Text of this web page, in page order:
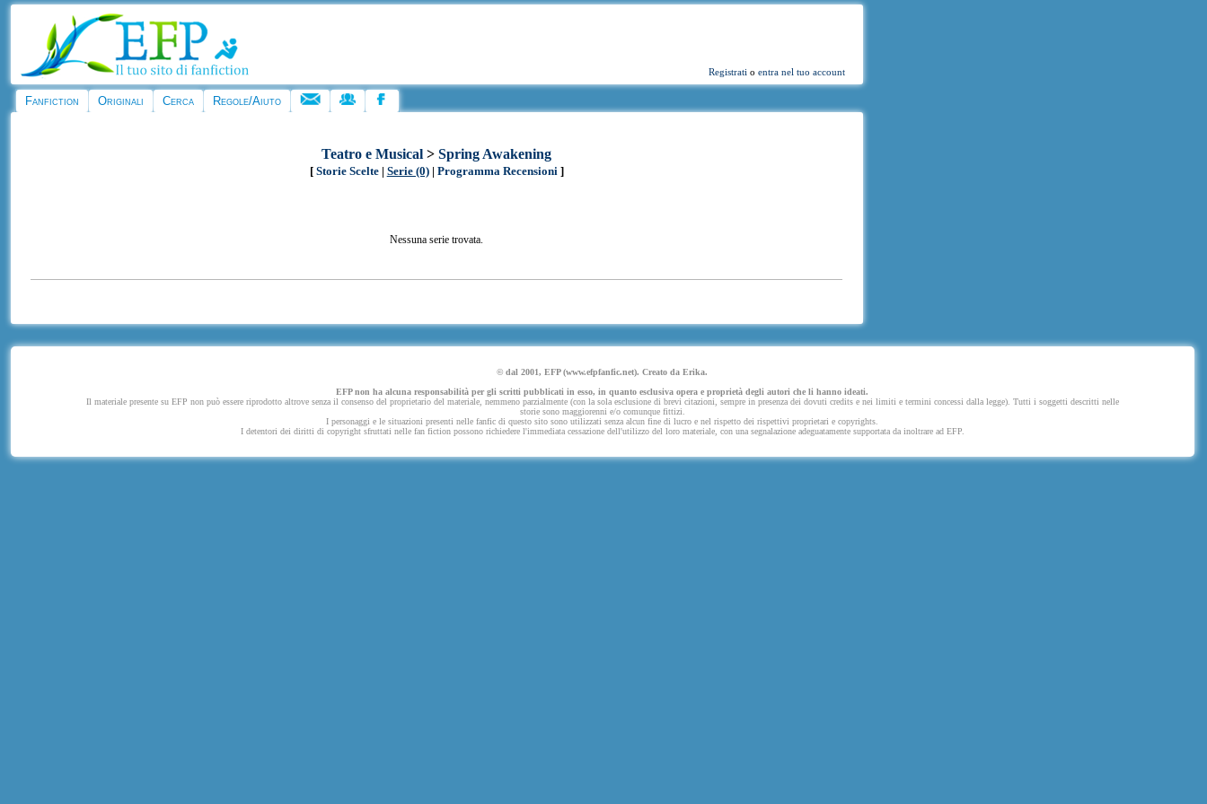
Registrati o entra nel tuo account
Fanfiction Originali Cerca Regole/Aiuto
Teatro e Musical >Spring Awakening
[ Storie Scelte| Serie (0)| Programma Recensioni]
Nessuna serie trovata.
© dal 2001, EFP (www.efpfanfic.net). Creato da Erika.
EFP non ha alcuna responsabilità per gli scritti pubblicati in esso, in quanto esclusiva opera e proprietà degli autori che li hanno ideati.
Il materiale presente su EFP non può essere riprodotto altrove senza il consenso del proprietario del materiale, nemmeno parzialmente (con la sola esclusione di brevi citazioni, sempre in presenza dei dovuti credits e nei limiti e termini concessi dalla legge). Tutti i soggetti descritti nelle
storie sono maggiorenni e/o comunque fittizi.
I personaggi e le situazioni presenti nelle fanfic di questo sito sono utilizzati senza alcun fine di lucro e nel rispetto dei rispettivi proprietari e copyrights.
I detentori dei diritti di copyright sfruttati nelle fan fiction possono richiedere l'immediata cessazione dell'utilizzo del loro materiale, con una segnalazione adeguatamente supportata da inoltrare ad EFP.